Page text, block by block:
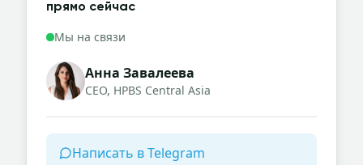
прямо сейчас
Мы на связи
Анна Завалеева
CEO, HPBS Central Asia
Написать в Telegram